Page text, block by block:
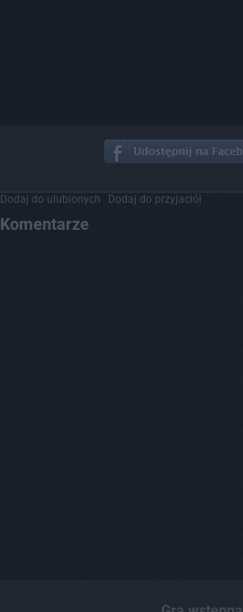
Dodaj do ulubionych Dodaj do przyjaciół
Komentarze